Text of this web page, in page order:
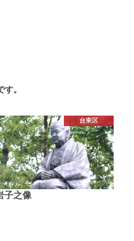
。
台東区
子之像